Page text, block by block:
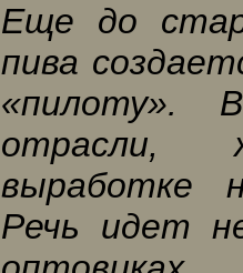
Еще до
пива
«пилоту».
отрасли,
выработке
Речь идет